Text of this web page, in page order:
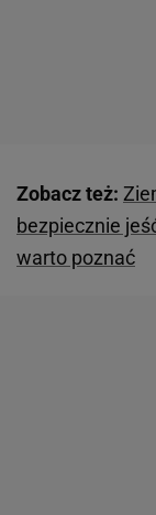
Zobacz też:
bezpiecznie
warto poznać